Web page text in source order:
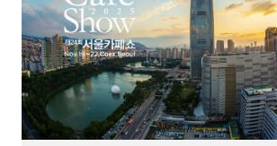
Politique de confidentialité